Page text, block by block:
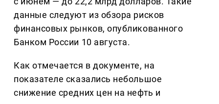
данные следуют из обзора рисков
финансовых рынков, опубликованного
Банком России 10 августа.
Как отмечается в документе, на
показателе сказались небольшое
снижение средних цен на нефть и